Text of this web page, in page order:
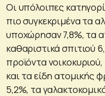
Οι υπόλοιπες
πιο συγκεκριμένα τα
υποχώρησαν 7,8%, τα
καθαριστικά σπιτιού
προϊόντα
και τα είδη ατομικής
5,2%, τα